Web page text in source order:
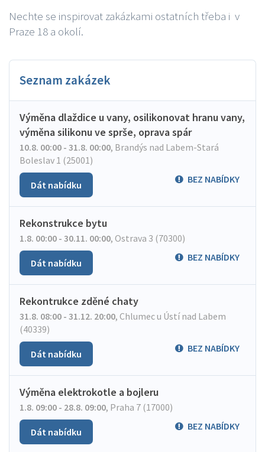
Nechte se inspirovat zakázkami ostatních třeba i v
Praze 18 a okolí.
Seznam zakázek
Výměna dlaždice u vany, osilikonovat hranu vany,
výměna silikonu ve sprše, oprava spár
10.8. 00:00 - 31.8. 00:00, Brandýs nad Labem-Stará
Boleslav 1 (25001)
BEZ NABÍDKY
Dát nabídku
Rekonstrukce bytu
1.8. 00:00 - 30.11. 00:00, Ostrava 3 (70300)
BEZ NABÍDKY
Dát nabídku
Rekontrukce zděné chaty
31.8. 08:00 - 31.12. 20:00, Chlumec u Ústí nad Labem
(40339)
BEZ NABÍDKY
Dát nabídku
Výměna elektrokotle a bojleru
1.8. 09:00 - 28.8. 09:00, Praha 7 (17000)
BEZ NABÍDKY
Dát nabídku